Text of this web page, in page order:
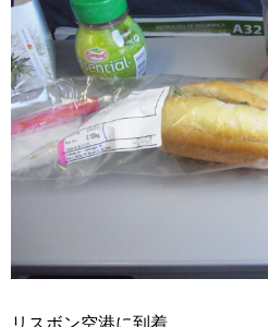
リスボン空港に到着。